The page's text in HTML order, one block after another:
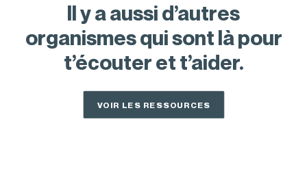
Il y a aussi d’autres
organismes qui sont là pour
t’écouter et t’aider.
VOIR LES RESSOURCES